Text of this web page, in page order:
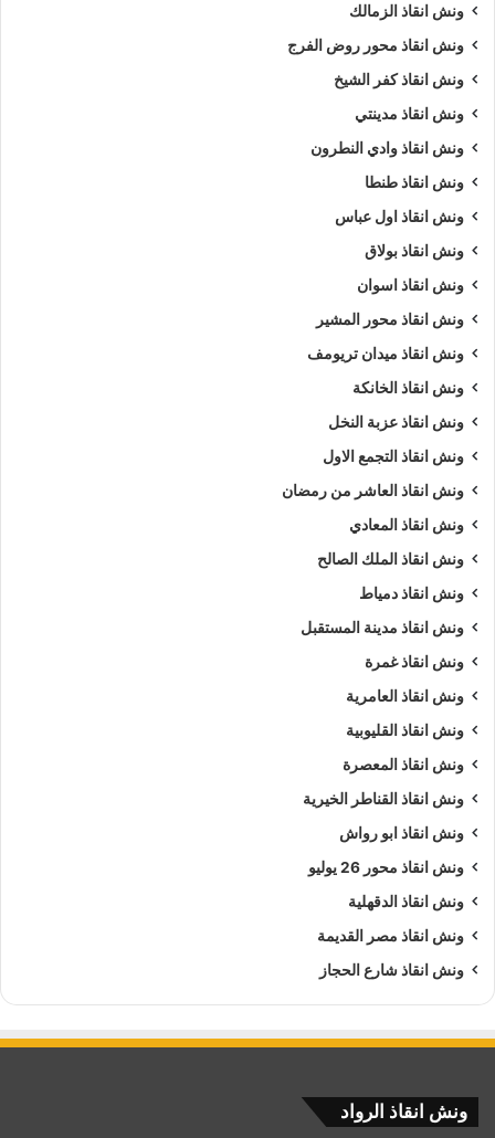
ونش انقاذ الزمالك
ونش انقاذ محور روض الفرج
ونش انقاذ كفر الشيخ
ونش انقاذ مدينتي
ونش انقاذ وادي النطرون
ونش انقاذ طنطا
ونش انقاذ اول عباس
ونش انقاذ بولاق
ونش انقاذ اسوان
ونش انقاذ محور المشير
ونش انقاذ ميدان تريومف
ونش انقاذ الخانكة
ونش انقاذ عزبة النخل
ونش انقاذ التجمع الاول
ونش انقاذ العاشر من رمضان
ونش انقاذ المعادي
ونش انقاذ الملك الصالح
ونش انقاذ دمياط
ونش انقاذ مدينة المستقبل
ونش انقاذ غمرة
ونش انقاذ العامرية
ونش انقاذ القليوبية
ونش انقاذ المعصرة
ونش انقاذ القناطر الخيرية
ونش انقاذ ابو رواش
ونش انقاذ محور 26 يوليو
ونش انقاذ الدقهلية
ونش انقاذ مصر القديمة
ونش انقاذ شارع الحجاز
ونش انقاذ الرواد